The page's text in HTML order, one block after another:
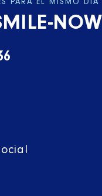
PARA EL MISMO DÍA
NOW